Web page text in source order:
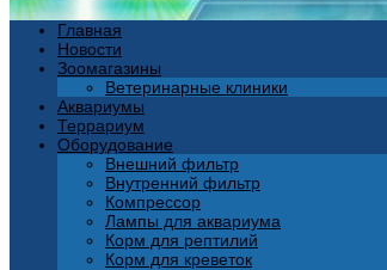
Главная
Новости
Зоомагазины
Ветеринарные клиники
Аквариумы
Террариум
Оборудование
Внешний фильтр
Внутренний фильтр
Компрессор
Лампы для аквариума
Корм для рептилий
Корм для креветок